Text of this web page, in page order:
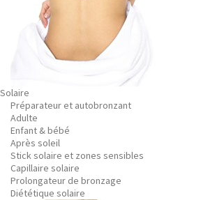
Solaire
Préparateur et autobronzant
Adulte
Enfant & bébé
Après soleil
Stick solaire et zones sensibles
Capillaire solaire
Prolongateur de bronzage
Diététique solaire